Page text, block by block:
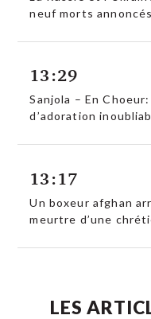
neuf morts annoncés
13:29
Sanjola – En
d’adoration
13:17
Un boxeur afghan
meurtre d’une
LES